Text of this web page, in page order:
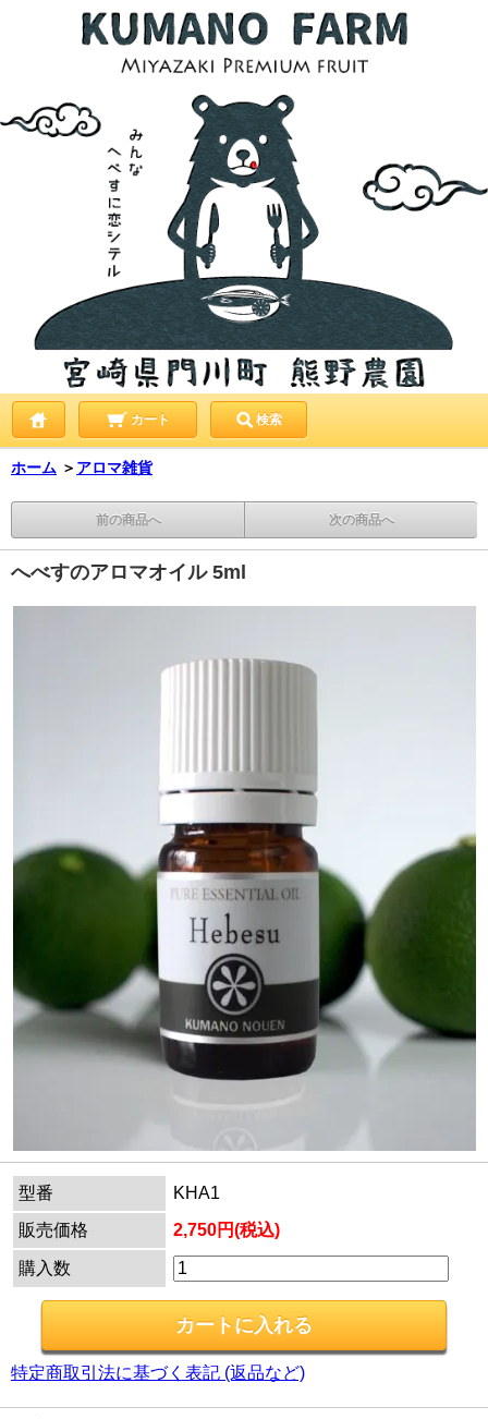
カート 検索
ホーム ＞ アロマ雑貨
前の商品へ 次の商品へ
へべすのアロマオイル 5ml
型番
KHA1
販売価格
2,750円(税込)
購入数
特定商取引法に基づく表記 (返品など)